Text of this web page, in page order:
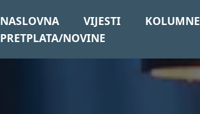
NASLOVNA VIJESTI KOLUMNE
PRETPLATA/NOVINE